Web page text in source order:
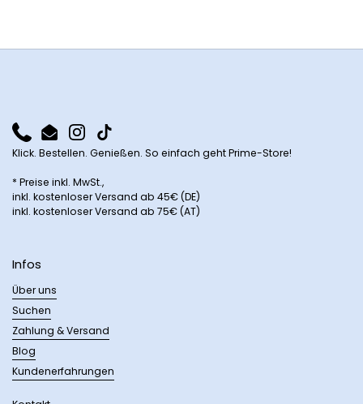
PhoneEmail Instagram
TikTok
Klick. Bestellen. Genießen. So einfach geht Prime-Store!
* Preise inkl. MwSt.,
inkl. kostenloser Versand ab 45€ (DE)
inkl. kostenloser Versand ab 75€ (AT)
Infos
Über uns
Suchen
Zahlung & Versand
Blog
Kundenerfahrungen